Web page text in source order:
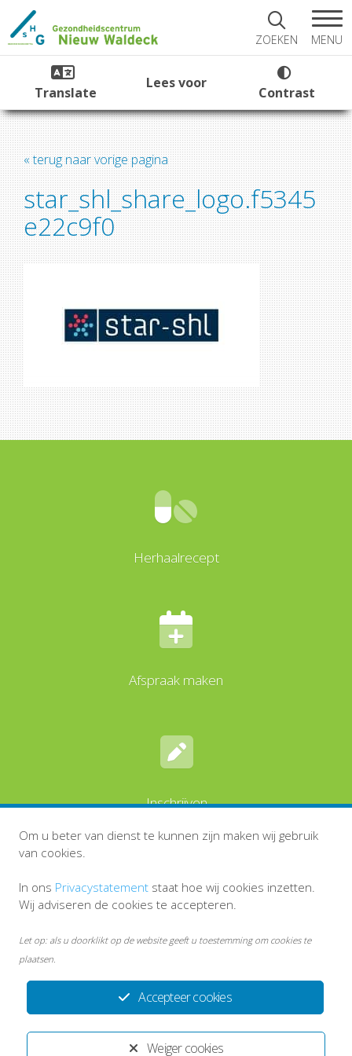
ZOEKEN MENU
Translate
Lees voor
Contrast
« terug naar vorige pagina
star_shl_share_logo.f5345
e22c9f0
Herhaalrecept
Afspraak maken
Inschrijven
Persoonsgegevens en privacy
Inlog medewerkers
Weiger cookies
Accepteer cookies
Om u beter van dienst te kunnen zijn maken wij gebruik
van cookies.
In ons Privacystatement staat hoe wij cookies inzetten.
Wij adviseren de cookies te accepteren.
Let op: als u doorklikt op de website geeft u toestemming om cookies te
plaatsen.